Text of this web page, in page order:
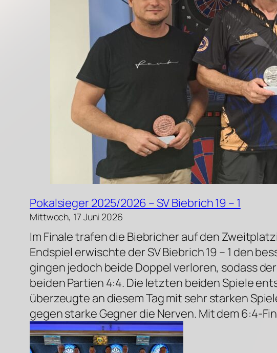
Pokalsieger 2025/2026 – SV Biebrich 19 – 1
Mittwoch, 17 Juni 2026
Im Finale trafen die Biebricher auf den
Endspiel erwischte der SV Biebrich 19 – 1 den
gingen jedoch beide Doppel verloren, sodass
beiden Partien 4:4. Die letzten beiden Spiele
überzeugte an diesem Tag mit sehr starken
gegen starke Gegner die Nerven. Mit dem 6:4-